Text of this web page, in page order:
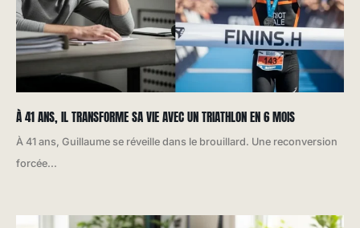
À 41 ANS, IL TRANSFORME SA VIE AVEC UN TRIATHLON EN 6 MOIS
À 41 ans, Guillaume se réveille dans le brouillard. Une reconversion
forcée...